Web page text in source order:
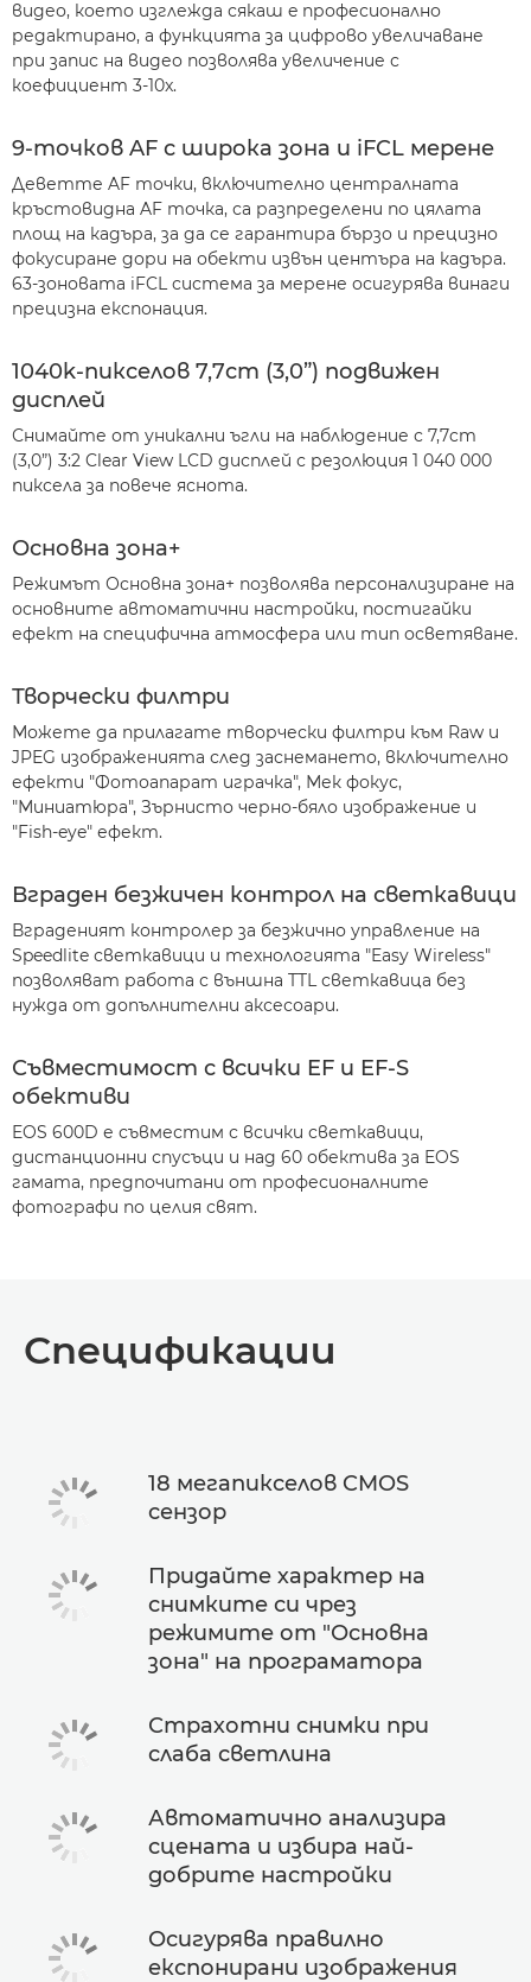
видео, което изглежда сякаш e професионално
редактирано, а функцията за цифрово увеличаване
при запис на видео позволява увеличение с
коефициент 3-10x.
9-точков AF с широка зона и iFCL мерене
Деветте AF точки, включително централната
кръстовидна AF точка, са разпределени по цялата
площ на кадъра, за да се гарантира бързо и прецизно
фокусиране дори на обекти извън центъра на кадъра.
63-зоновата iFCL система за мерене осигурява винаги
прецизна експонация.
1040k-пикселов 7,7cm (3,0”) подвижен
дисплей
Снимайте от уникални ъгли на наблюдение с 7,7cm
(3,0”) 3:2 Clear View LCD дисплей с резолюция 1 040 000
пиксела за повече яснота.
Основна зона+
Режимът Основна зона+ позволява персонализиране на
основните автоматични настройки, постигайки
ефект на специфична атмосфера или тип осветяване.
Творчески филтри
Можете да прилагате творчески филтри към Raw и
JPEG изображенията след заснемането, включително
ефекти "Фотоапарат играчка", Мек фокус,
"Миниатюра", Зърнисто черно-бяло изображение и
"Fish-eye" ефект.
Вграден безжичен контрол на светкавици
Вграденият контролер за безжично управление на
Speedlite светкавици и технологията "Easy Wireless"
позволяват работа с външна TTL светкавица без
нужда от допълнителни аксесоари.
Съвместимост с всички EF и EF-S
обективи
EOS 600D е съвместим с всички светкавици,
дистанционни спусъци и над 60 обектива за EOS
гамата, предпочитани от професионалните
фотографи по целия свят.
Спецификации
18 мегапикселов CMOS
сензор
Придайте характер на
снимките си чрез
режимите от "Основна
зона" на програматора
Страхотни снимки при
слаба светлина
Автоматично анализира
сцената и избира най-
добрите настройки
Осигурява правилно
експонирани изображения